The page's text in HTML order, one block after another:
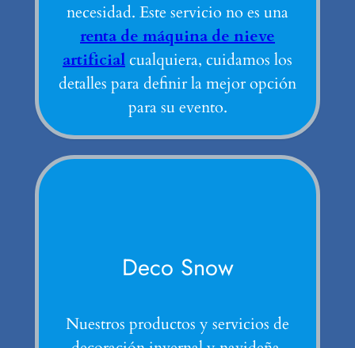
necesidad. Este servicio no es una
renta de máquina de nieve
artificialcualquiera, cuidamos los
detalles para definir la mejor opción
para su evento.
Deco Snow
Nuestros productos y servicios de